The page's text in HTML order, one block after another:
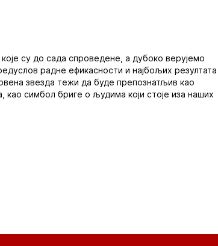
су до сада спроведене, а дубоко верујемо
радне ефикасности и најбољих резултата
звезда тежи да буде препознатљив као
симбол бриге о људима који стоје иза наших